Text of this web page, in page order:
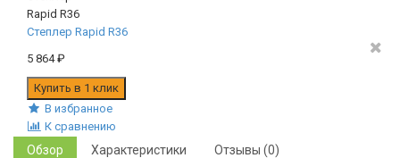
Степлер Rapid R36
5 864₽
В избранное
К сравнению
Обзор Характеристики Отзывы (0)